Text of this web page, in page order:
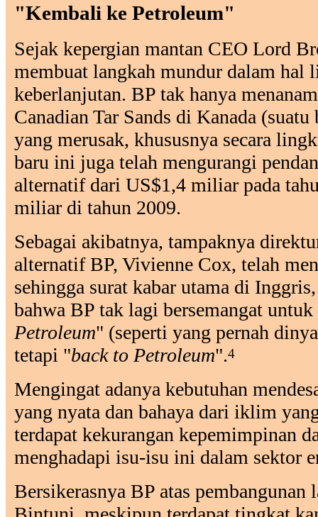
"Kembali ke Petroleum"
Sejak kepergian mantan CEO Lord
membuat langkah mundur dalam hal
keberlanjutan. BP tak hanya
Canadian Tar Sands di Kanada
yang merusak, khususnya secara
baru ini juga telah mengurangi
alternatif dari US$1,4 miliar pada
miliar di tahun 2009.
Sebagai akibatnya, tampaknya
alternatif BP, Vivienne Cox, telah
sehingga surat kabar utama di
bahwa BP tak lagi bersemangat
Petroleum" (seperti yang pernah
tetapi "back to Petroleum".4
Mengingat adanya kebutuhan
yang nyata dan bahaya dari iklim
terdapat kekurangan kepemimpinan
menghadapi isu-isu ini dalam sektor
Bersikerasnya BP atas pembangunan